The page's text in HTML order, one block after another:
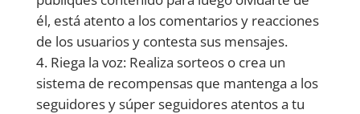
él, está atento a los comentarios y reacciones
de los usuarios y contesta sus mensajes.
Riega la voz: Realiza sorteos o crea un
sistema de recompensas que mantenga a los
seguidores y súper seguidores atentos a tu